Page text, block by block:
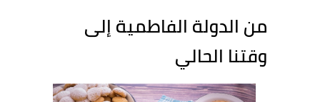
من الدولة الفاطمية إلى
وقتنا الحالي